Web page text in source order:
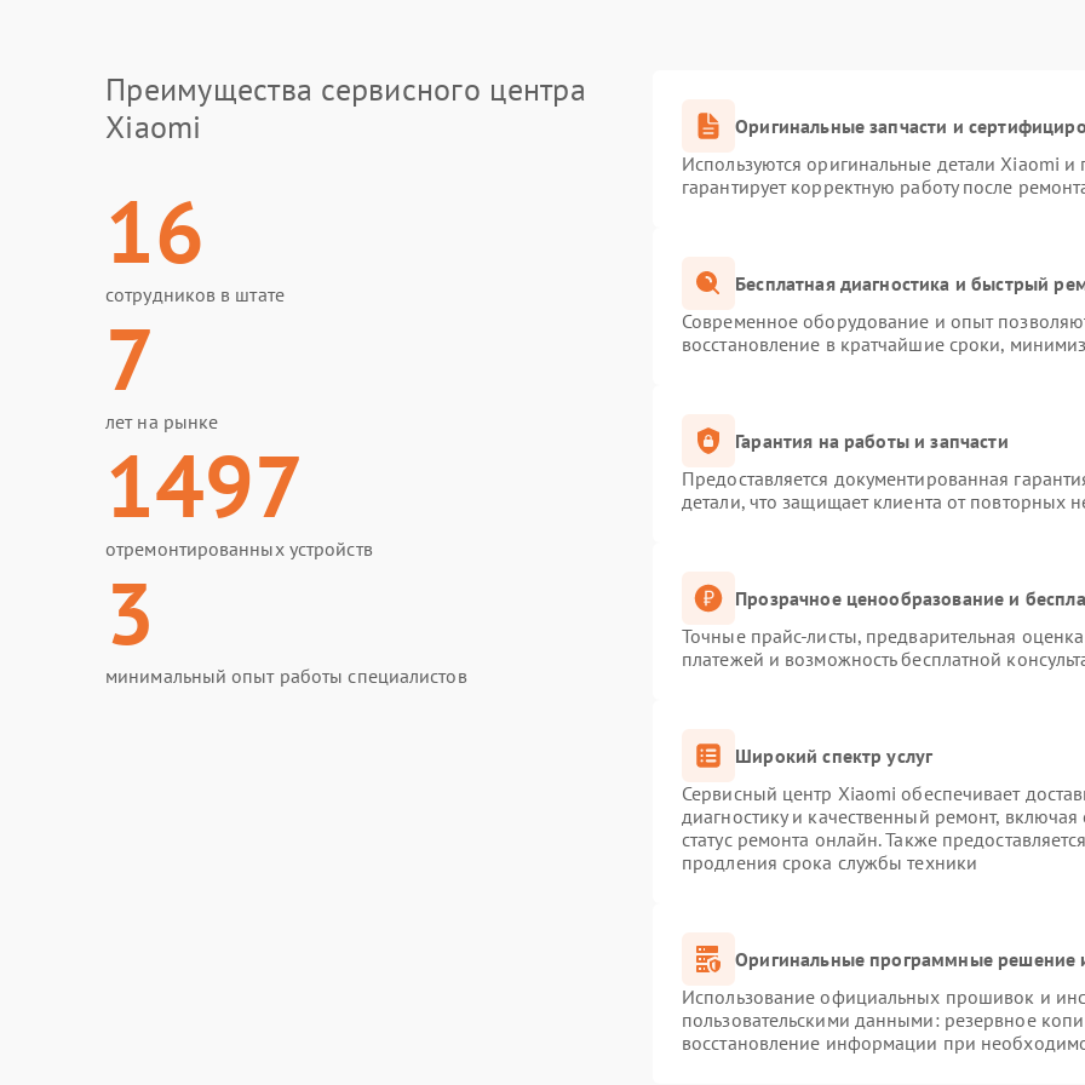
Преимущества сервисного центра
Xiaomi
16
сотрудников в штате
7
лет на рынке
1497
отремонтированных устройств
3
минимальный опыт работы специалистов
Оригинальные запчасти и
Используются оригинальные детали Xiaomi
гарантирует корректную работу после
Бесплатная диагностика и быстрый
Современное оборудование и опыт
восстановление в кратчайшие сроки,
Гарантия на работы и запчасти
Предоставляется документированная
детали, что защищает клиента от повторных
Прозрачное ценообразование и
Точные прайс-листы, предварительная
платежей и возможность бесплатной
Широкий спектр услуг
Сервисный центр Xiaomi обеспечивает
диагностику и качественный ремонт,
статус ремонта онлайн. Также
продления срока службы техники
Оригинальные программные решение
Использование официальных прошивок и
пользовательскими данными: резервное
восстановление информации при